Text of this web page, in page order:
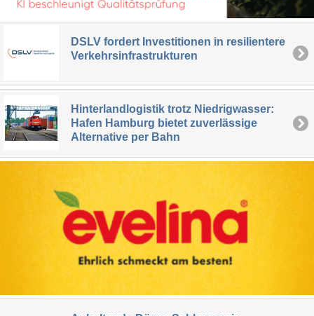
DSLV fordert Investitionen in resilientere
Verkehrsinfrastrukturen
Hinterlandlogistik trotz Niedrigwasser:
Hafen Hamburg bietet zuverlässige
Alternative per Bahn